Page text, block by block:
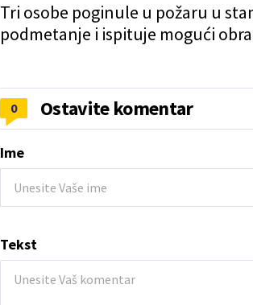
Tri osobe poginule u požaru u
podmetanje i ispituje mogući
0 Ostavite komentar
Ime
Tekst